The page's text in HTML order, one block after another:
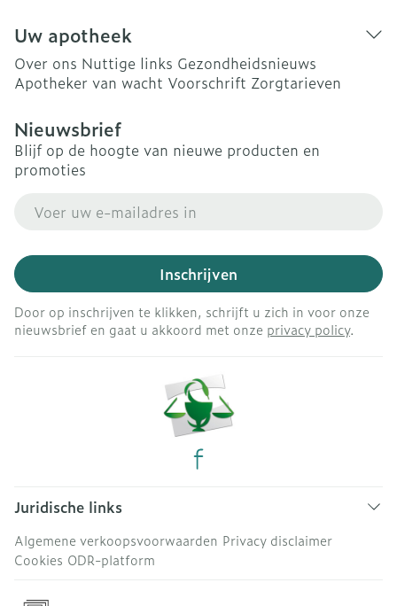
Uw apotheek
Over ons Nuttige links Gezondheidsnieuws
Apotheker van wacht Voorschrift Zorgtarieven
Nieuwsbrief
Blijf op de hoogte van nieuwe producten en
promoties
Inschrijven
Door op inschrijven te klikken, schrijft u zich in voor onze
nieuwsbrief en gaat u akkoord met onze privacy policy.
Juridische links
Algemene verkoopsvoorwaarden Privacy disclaimer
Cookies ODR-platform